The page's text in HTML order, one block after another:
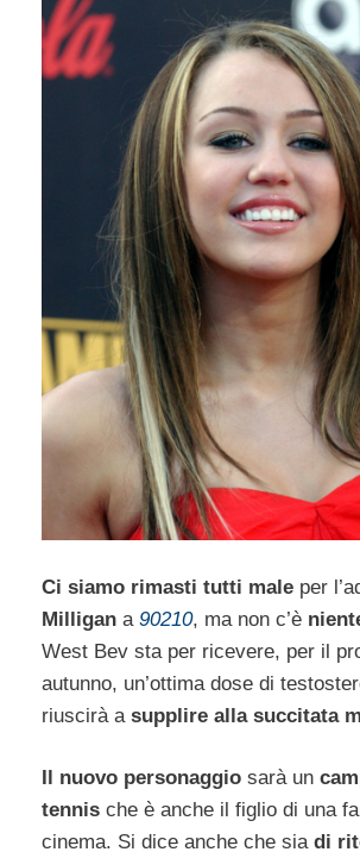
Ci siamo rimasti tutti male per
Milligan a 90210, ma non c’è
West Bev sta per ricevere, per il
autunno, un’ottima dose di
riuscirà a supplire alla succitata
Il nuovo personaggio sarà un
tennis che è anche il figlio di una
cinema. Si dice anche che siadi